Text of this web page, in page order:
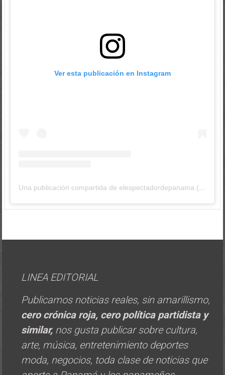
Ver esta publicación en Instagram
Una publicación compartida de elespectadordepanama (@elespectadordepanama)
LINEA EDITORIAL
Publicamos noticias reales, sin amarillismo,
cero crónica roja, cero política partidista y
similar, nos gusta publicar sobre cultura,
arte, música, entretenimiento deportes
moda, negocios, toda clase de noticias que